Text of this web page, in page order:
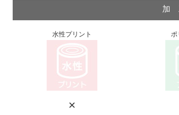
加
水性プリント ポ
×